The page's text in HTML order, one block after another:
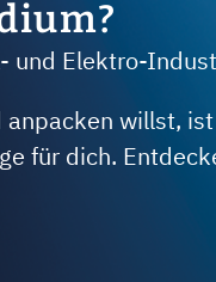
und Elektro-
willst,
für dich.